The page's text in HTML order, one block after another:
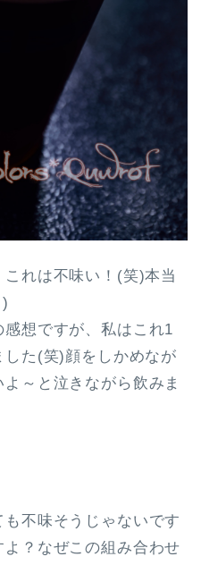
れは不味い！(笑)本当
想ですが、私はこれ1
た(笑)顔をしかめなが
～と泣きながら飲みま
不味そうじゃないです
？なぜこの組み合わせ